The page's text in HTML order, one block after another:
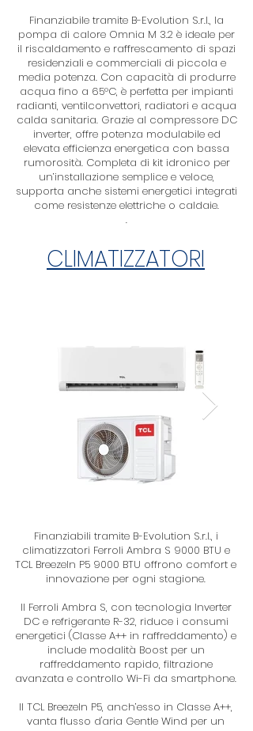
Finanziabile tramite B-Evolution S.r.l., la
pompa di calore Omnia M 3.2 è ideale per
il riscaldamento e raffrescamento di spazi
residenziali e commerciali di piccola e
media potenza. Con capacità di produrre
acqua fino a 65°C, è perfetta per impianti
radianti, ventilconvettori, radiatori e acqua
calda sanitaria. Grazie al compressore DC
inverter, offre potenza modulabile ed
elevata efficienza energetica con bassa
rumorosità. Completa di kit idronico per
un’installazione semplice e veloce,
supporta anche sistemi energetici integrati
come resistenze elettriche o caldaie.
.
CLIMATIZZATORI
Finanziabili tramite B-Evolution S.r.l., i
climatizzatori Ferroli Ambra S 9000 BTU e
TCL BreezeIn P5 9000 BTU offrono comfort e
innovazione per ogni stagione.
Il Ferroli Ambra S, con tecnologia Inverter
DC e refrigerante R-32, riduce i consumi
energetici (Classe A++ in raffreddamento) e
include modalità Boost per un
raffreddamento rapido, filtrazione
avanzata e controllo Wi-Fi da smartphone.
Il TCL BreezeIn P5, anch’esso in Classe A++,
vanta flusso d'aria Gentle Wind per un